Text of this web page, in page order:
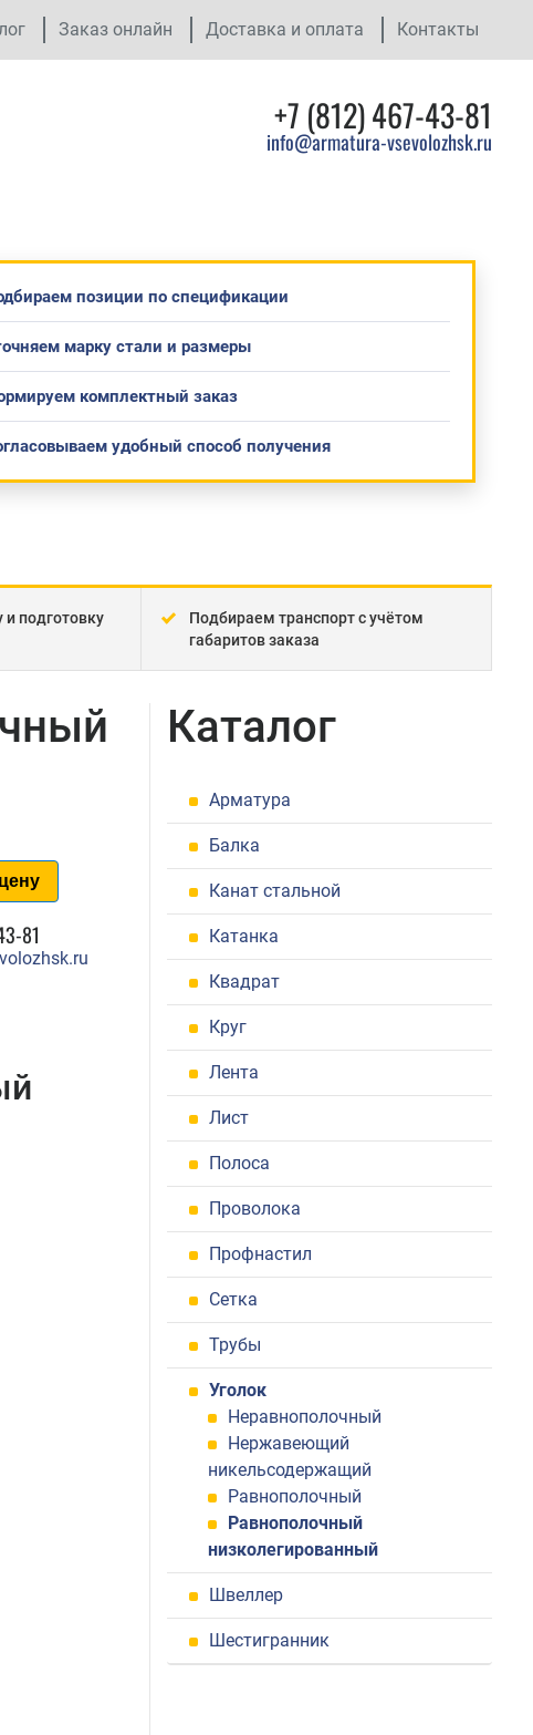
Заказ онлайн Доставка и оплата Контакты
+7 (812) 467-43-81
info@armatura-vsevolozhsk.ru
позиции по спецификации
марку стали и размеры
комплектный заказ
удобный способ получения
подготовку
Подбираем транспорт с учётом
габаритов заказа
81
Каталог
Арматура
Балка
Канат стальной
Катанка
Квадрат
Круг
Лента
Лист
Полоса
Проволока
Профнастил
Сетка
Трубы
Уголок
Неравнополочный
Нержавеющий
никельсодержащий
Равнополочный
Равнополочный
низколегированный
Швеллер
Шестигранник